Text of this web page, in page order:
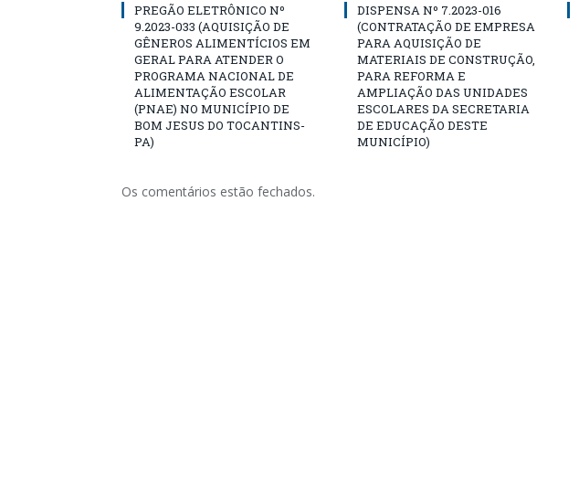
PREGÃO ELETRÔNICO Nº
9.2023-033 (AQUISIÇÃO DE
GÊNEROS ALIMENTÍCIOS EM
GERAL PARA ATENDER O
PROGRAMA NACIONAL DE
ALIMENTAÇÃO ESCOLAR
(PNAE) NO MUNICÍPIO DE
BOM JESUS DO TOCANTINS-
PA)
DISPENSA Nº 7.2023-016
(CONTRATAÇÃO DE EMPRESA
PARA AQUISIÇÃO DE
MATERIAIS DE CONSTRUÇÃO,
PARA REFORMA E
AMPLIAÇÃO DAS UNIDADES
ESCOLARES DA SECRETARIA
DE EDUCAÇÃO DESTE
MUNICÍPIO)
Os comentários estão fechados.